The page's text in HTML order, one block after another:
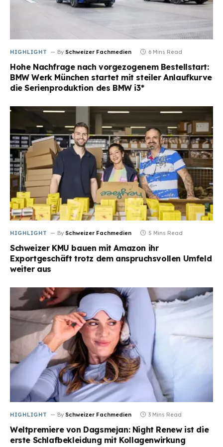
HIGHLIGHT By Schweizer Fachmedien 6 Mins Read
Hohe Nachfrage nach vorgezogenem Bestellstart:
BMW Werk München startet mit steiler Anlaufkurve
die Serienproduktion des BMW i3*
HIGHLIGHT By Schweizer Fachmedien 5 Mins Read
Schweizer KMU bauen mit Amazon ihr
Exportgeschäft trotz dem anspruchsvollen Umfeld
weiter aus
HIGHLIGHT By Schweizer Fachmedien 3 Mins Read
Weltpremiere von Dagsmejan: Night Renew ist die
erste Schlafbekleidung mit Kollagenwirkung